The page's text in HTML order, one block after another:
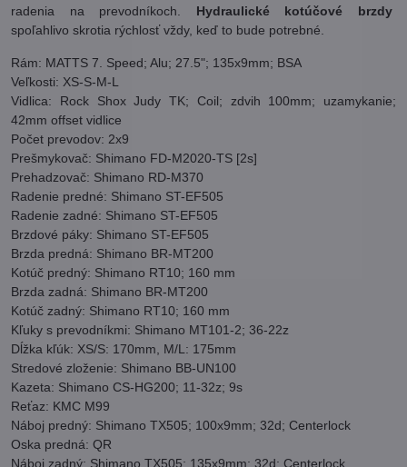
radenia na prevodníkoch. Hydraulické kotúčové brzdy
spoľahlivo skrotia rýchlosť vždy, keď to bude potrebné.
Rám: MATTS 7. Speed; Alu; 27.5"; 135x9mm; BSA
Veľkosti: XS-S-M-L
Vidlica: Rock Shox Judy TK; Coil; zdvih 100mm; uzamykanie;
42mm offset vidlice
Počet prevodov: 2x9
Prešmykovač: Shimano FD-M2020-TS [2s]
Prehadzovač: Shimano RD-M370
Radenie predné: Shimano ST-EF505
Radenie zadné: Shimano ST-EF505
Brzdové páky: Shimano ST-EF505
Brzda predná: Shimano BR-MT200
Kotúč predný: Shimano RT10; 160 mm
Brzda zadná: Shimano BR-MT200
Kotúč zadný: Shimano RT10; 160 mm
Kľuky s prevodníkmi: Shimano MT101-2; 36-22z
Dĺžka kľúk: XS/S: 170mm, M/L: 175mm
Stredové zloženie: Shimano BB-UN100
Kazeta: Shimano CS-HG200; 11-32z; 9s
Reťaz: KMC M99
Náboj predný: Shimano TX505; 100x9mm; 32d; Centerlock
Oska predná: QR
Náboj zadný: Shimano TX505; 135x9mm; 32d; Centerlock